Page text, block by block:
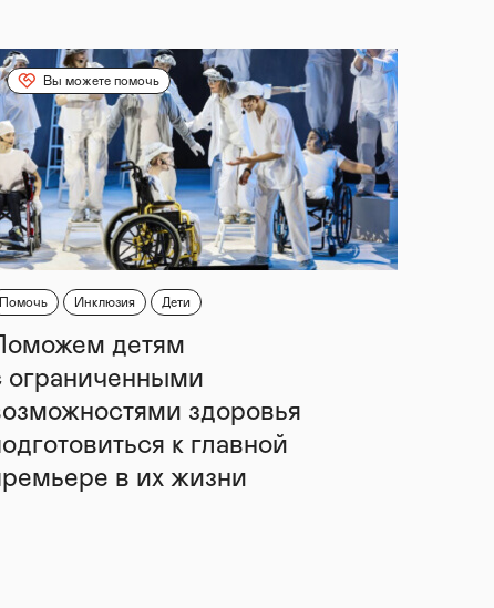
Вы можете помочь
Помочь Инклюзия Дети
детям
ограниченными
здоровья
к главной
в их жизни